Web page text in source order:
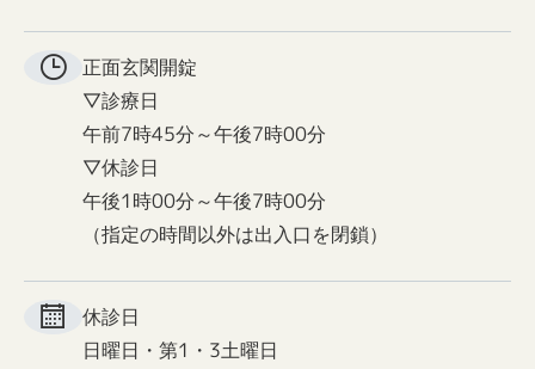
正面玄関開錠
▽診療日
午前7時45分～午後7時00分
▽休診日
午後1時00分～午後7時00分
（指定の時間以外は出入口を閉鎖）
休診日
日曜日・第1・3土曜日